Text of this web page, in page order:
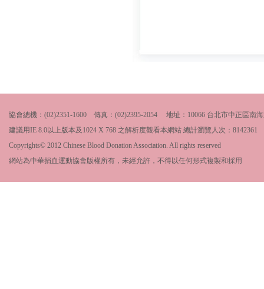
協會總機：(02)2351-1600 傳真：(02)2395-2054 地址：10066 台北市中正區南
建議用IE 8.0以上版本及1024 X 768 之解析度觀看本網站 總計瀏覽人次： 8142361
Copyrights© 2012 Chinese Blood Donation Association. All rights reserved
網站為中華捐血運動協會版權所有，未經允許，不得以任何形式複製和採用